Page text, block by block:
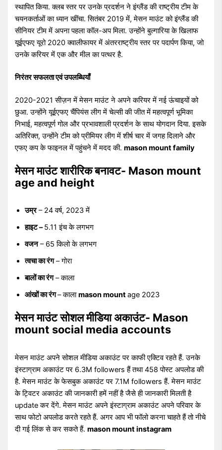
स्थापित किया. क्लब स्तर पर उनके प्रदर्शन ने इंग्लैंड की राष्ट्रीय टीम के
चयनकर्ताओं का ध्यान खींचा. सितंबर 2019 में, मेसन माउंट को इंग्लैंड की
सीनियर टीम में अपना पहला कॉल-अप मिला. उन्होंने बुल्गारिया के खिलाफ
यूईएफए यूरो 2020 क्वालीफायर में अंतरराष्ट्रीय स्तर पर पदार्पण किया, जो
उनके करियर में एक और मील का पत्थर है.
निरंतर सफलता एवं उपलब्धियाँ
2020-2021 सीज़न में मेसन माउंट ने अपने करियर में नई ऊंचाइयों को
छुआ. उन्होंने यूईएफए चैंपियंस लीग में चेल्सी की जीत में महत्वपूर्ण भूमिका
निभाई, महत्वपूर्ण गोल और प्रभावशाली प्रदर्शन के साथ योगदान दिया. इसके
अतिरिक्त, उन्होंने टीम को प्रीमियर लीग में शीर्ष चार में जगह दिलाने और
एफए कप के फाइनल में पहुंचने में मदद की.mason mount family
मेसन माउंट शारीरिक बनावट- Mason mount
age and height
उम्र– 24 वर्ष, 2023 में
हाइट –5.11 इंच के लगभग
वजन– 65 किलो के लगभग
त्वचा का रंग– गोरा
बालों का रंग– काला
आंखों का रंग– कालाmason mountage 2023
मेसन माउंट सोशल मीडिया अकाउंट- Mason
mount social media accounts
मेसन माउंट अपने सोशल मीडिया अकाउंट पर काफी एक्टिव रहते हैं. उनके
इंस्टाग्राम अकाउंट पर 6.3M followers हैं तथा 458 पोस्ट अपलोड की
है. मेसन माउंट के फेसबुक अकाउंट पर 7.1M followers हैं. मेसन माउंट
के ट्विटर अकाउंट की जानकारी हमें नहीं है जैसे ही जानकारी मिलती है
update कर देंगे. मेसन माउंट अपने इंस्टाग्राम अकाउंट अपने परिवार के
साथ फोटो अपलोड करते रहते हैं. अगर आप भी फॉलो करना चाहते हैं तो नीचे
दी गई लिंक से कर सकते हैं.mason mount instagram